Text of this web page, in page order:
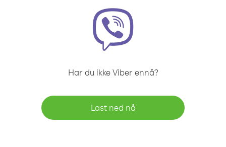
Har du ikke Viber ennå?
Last ned nå